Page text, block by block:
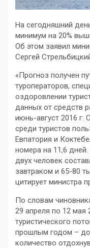
На сегодняшний
минимум на 20%
Об этом заявил
Сергей
«Прогноз получен
туроператоров,
оздоровлении
данных от средств
июнь-август 2016
среди туристов
Евпатория и
номера на 11,6
двух человек
завтраком и 65-80
цитирует министра
По словам
29 апреля по 12 мая
туристического
прошлым годом – до
количество